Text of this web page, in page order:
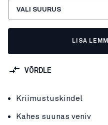
VALI SUURUS
LISA
VÕRDLE
Kriimustuskindel
Kahes suunas veniv